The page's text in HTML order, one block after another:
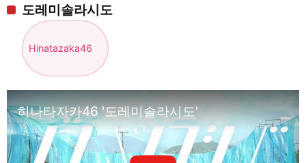
도레미솔라시도
Hinatazaka46
히나타자카46 '도레미솔라시도'